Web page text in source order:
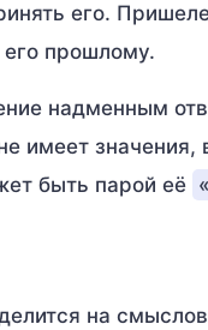
его.
его прошлому.
надменным
имеет
быть парой её
на